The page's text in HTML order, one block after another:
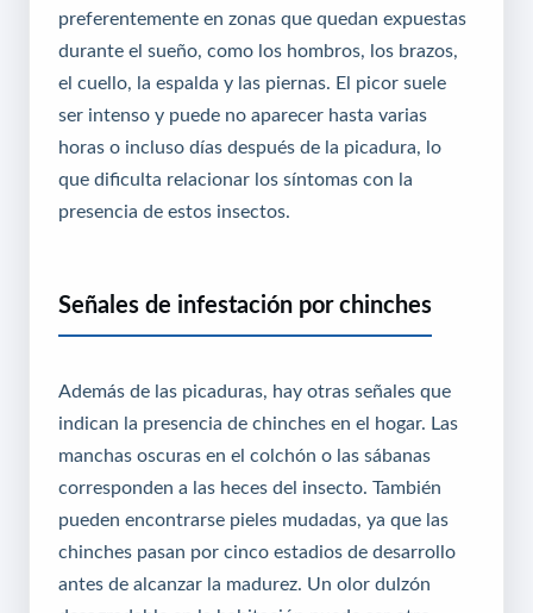
preferentemente en zonas que quedan expuestas
durante el sueño, como los hombros, los brazos,
el cuello, la espalda y las piernas. El picor suele
ser intenso y puede no aparecer hasta varias
horas o incluso días después de la picadura, lo
que dificulta relacionar los síntomas con la
presencia de estos insectos.
Señales de infestación por chinches
Además de las picaduras, hay otras señales que
indican la presencia de chinches en el hogar. Las
manchas oscuras en el colchón o las sábanas
corresponden a las heces del insecto. También
pueden encontrarse pieles mudadas, ya que las
chinches pasan por cinco estadios de desarrollo
antes de alcanzar la madurez. Un olor dulzón